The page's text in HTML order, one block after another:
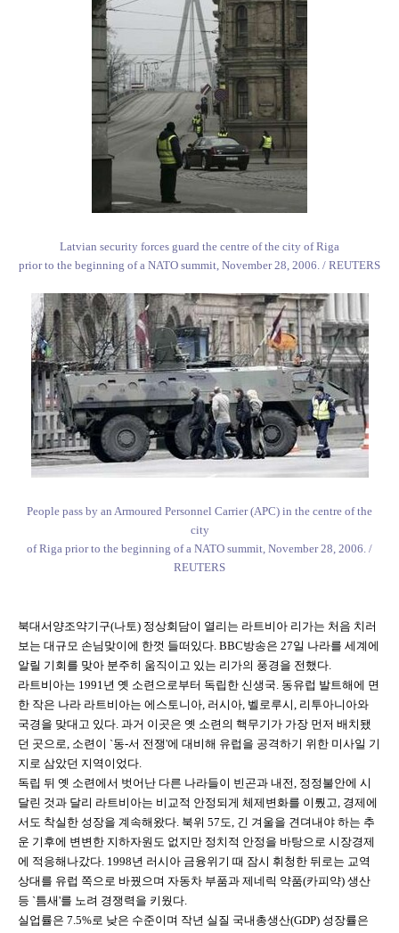
Latvian security forces guard the centre of the city of Riga
prior to the beginning of a NATO summit, November 28, 2006. / REUTERS
People pass by an Armoured Personnel Carrier (APC) in the centre of the
city
of Riga prior to the beginning of a NATO summit, November 28, 2006. /
REUTERS
북대서양조약기구(나토) 정상회담이 열리는 라트비아 리가는 처음 치러
보는 대규모 손님맞이에 한껏 들떠있다. BBC방송은 27일 나라를 세계에
알릴 기회를 맞아 분주히 움직이고 있는 리가의 풍경을 전했다.
라트비아는 1991년 옛 소련으로부터 독립한 신생국. 동유럽 발트해에 면
한 작은 나라 라트비아는 에스토니아, 러시아, 벨로루시, 리투아니아와
국경을 맞대고 있다. 과거 이곳은 옛 소련의 핵무기가 가장 먼저 배치됐
던 곳으로, 소련이 `동-서 전쟁'에 대비해 유럽을 공격하기 위한 미사일 기
지로 삼았던 지역이었다.
독립 뒤 옛 소련에서 벗어난 다른 나라들이 빈곤과 내전, 정정불안에 시
달린 것과 달리 라트비아는 비교적 안정되게 체제변화를 이뤘고, 경제에
서도 착실한 성장을 계속해왔다. 북위 57도, 긴 겨울을 견뎌내야 하는 추
운 기후에 변변한 지하자원도 없지만 정치적 안정을 바탕으로 시장경제
에 적응해나갔다. 1998년 러시아 금융위기 때 잠시 휘청한 뒤로는 교역
상대를 유럽 쪽으로 바꿨으며 자동차 부품과 제네릭 약품(카피약) 생산
등 `틈새'를 노려 경쟁력을 키웠다.
실업률은 7.5%로 낮은 수준이며 작년 실질 국내총생산(GDP) 성장률은